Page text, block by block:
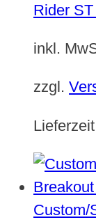
Rider ST
inkl.
zzgl.
Custom/